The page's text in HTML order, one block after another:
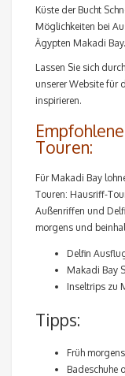
Küste der Bucht
Möglichkeiten bei
Ägypten Makadi Bay.
Lassen Sie sich
unserer Website für
inspirieren.
Touren:
Für Makadi Bay
Touren: Hausriff-
Außenriffen und
morgens und
Delfin
Makadi Bay
Inseltrips zu
Tipps:
Früh
Badeschuhe